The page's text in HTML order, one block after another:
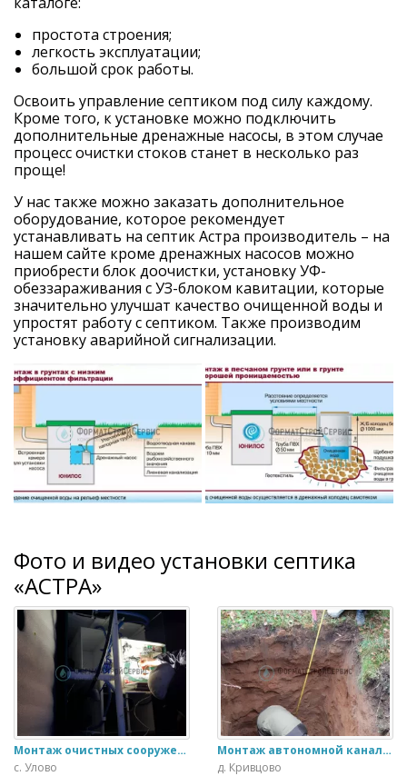
простота строения;
легкость эксплуатации;
большой срок работы.
Освоить управление септиком под силу каждому.
Кроме того, к установке можно подключить
дополнительные дренажные насосы, в этом случае
процесс очистки стоков станет в несколько раз
проще!
У нас также можно заказать дополнительное
оборудование, которое рекомендует
устанавливать на септик Астра производитель – на
нашем сайте кроме дренажных насосов можно
приобрести блок доочистки, установку УФ-
обеззараживания с УЗ-блоком кавитации, которые
значительно улучшат качество очищенной воды и
упростят работу с септиком. Также производим
установку аварийной сигнализации.
Фото и видео установки септика
«АСТРА»
Монтаж очистных сооружении Астра 4 ПР
с. Улово
Монтаж автономной канализации Астра 6
д. Кривцово